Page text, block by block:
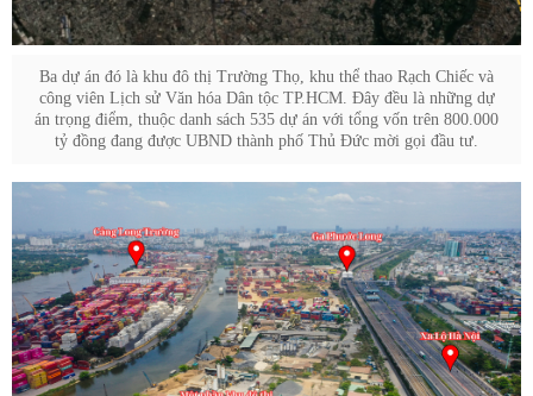
Ba dự án đó là khu đô thị Trường Thọ, khu thể thao Rạch Chiếc và
công viên Lịch sử Văn hóa Dân tộc TP.HCM. Đây đều là những dự
án trọng điểm, thuộc danh sách 535 dự án với tổng vốn trên 800.000
tỷ đồng đang được UBND thành phố Thủ Đức mời gọi đầu tư.